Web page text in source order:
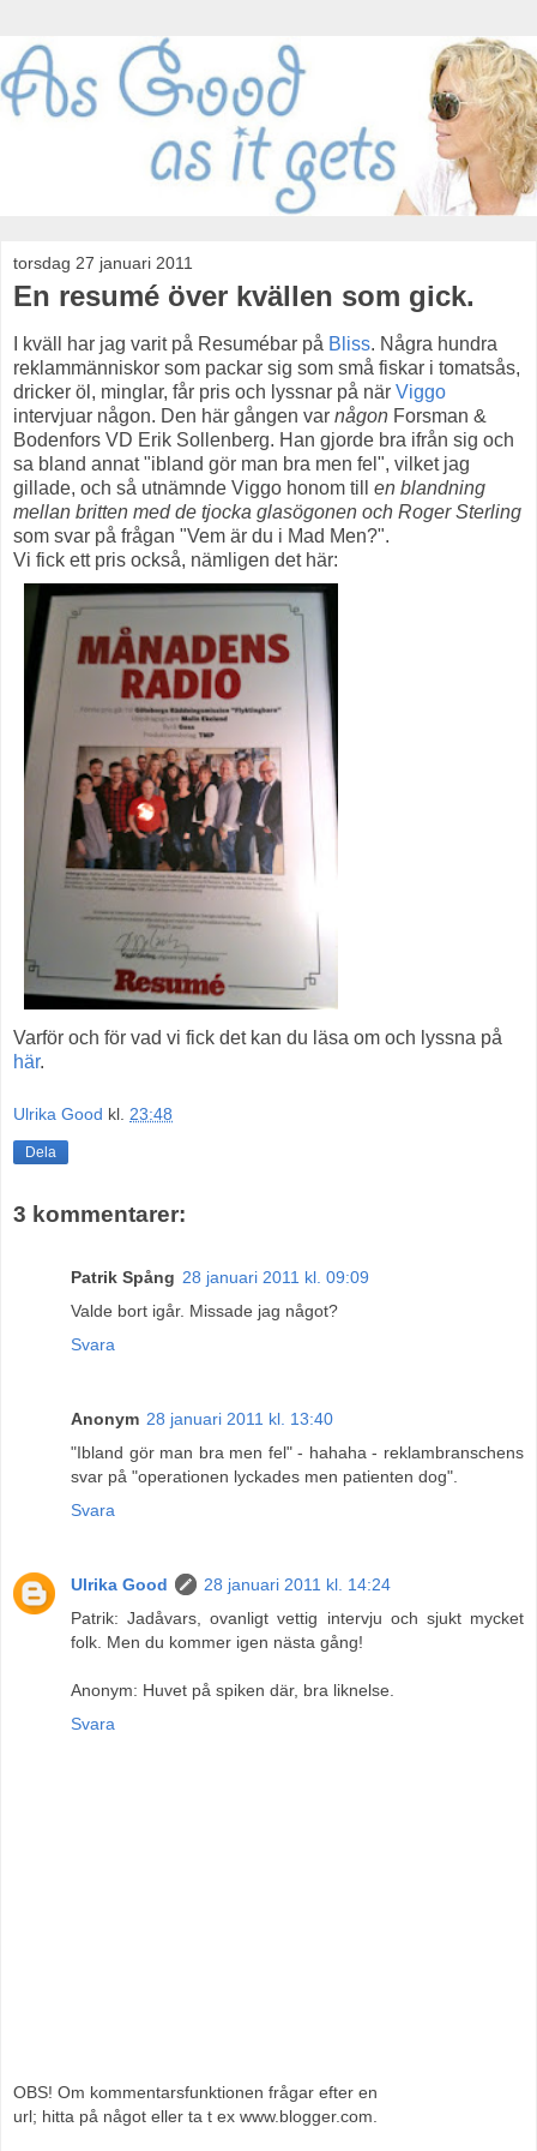
torsdag 27 januari 2011
En resumé över kvällen som gick.
I kväll har jag varit på Resumébar på Bliss. Några hundra
reklammänniskor som packar sig som små fiskar i tomatsås,
dricker öl, minglar, får pris och lyssnar på när Viggo
intervjuar någon. Den här gången var någon Forsman &
Bodenfors VD Erik Sollenberg. Han gjorde bra ifrån sig och
sa bland annat "ibland gör man bra men fel", vilket jag
gillade, och så utnämnde Viggo honom till en blandning
mellan britten med de tjocka glasögonen och Roger Sterling
som svar på frågan "Vem är du i Mad Men?".
Vi fick ett pris också, nämligen det här:
Varför och för vad vi fick det kan du läsa om och lyssna på
här.
Ulrika Good kl. 23:48
Dela
3 kommentarer:
Patrik Spång 28 januari 2011 kl. 09:09
Valde bort igår. Missade jag något?
Svara
Anonym 28 januari 2011 kl. 13:40
"Ibland gör man bra men fel" - hahaha - reklambranschens
svar på "operationen lyckades men patienten dog".
Svara
Ulrika Good
28 januari 2011 kl. 14:24
Patrik: Jadåvars, ovanligt vettig intervju och sjukt mycket
folk. Men du kommer igen nästa gång!
Anonym: Huvet på spiken där, bra liknelse.
Svara
OBS! Om kommentarsfunktionen frågar efter en
url; hitta på något eller ta t ex www.blogger.com.